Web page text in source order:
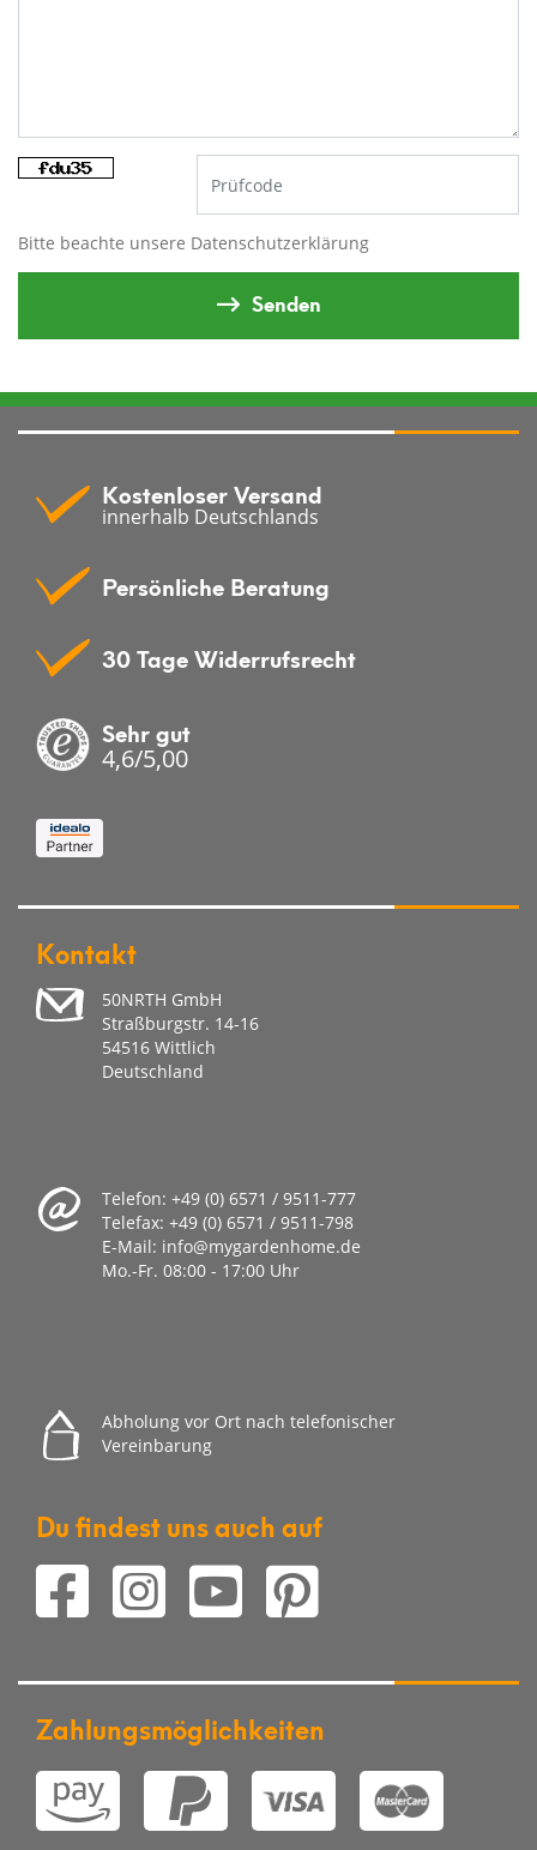
Bitte beachte unsere Datenschutzerklärung
Senden
Kostenloser Versand
innerhalb Deutschlands
Persönliche Beratung
30 Tage Widerrufsrecht
Sehr gut
4,6/5,00
Kontakt
50NRTH GmbH
Straßburgstr. 14-16
54516 Wittlich
Deutschland
Telefon: +49 (0) 6571 / 9511-777
Telefax: +49 (0) 6571 / 9511-798
E-Mail: info@mygardenhome.de
Mo.-Fr. 08:00 - 17:00 Uhr
Abholung vor Ort nach telefonischer
Vereinbarung
Du findest uns auch auf
Zahlungsmöglichkeiten